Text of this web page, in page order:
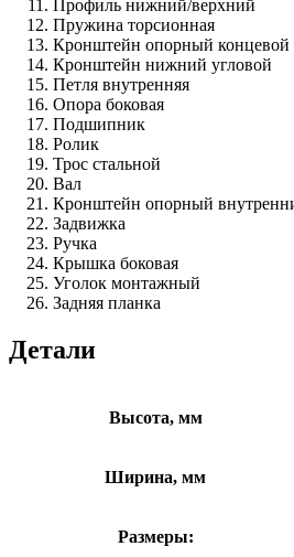
Профиль нижний/верхний
Пружина торсионная
Кронштейн опорный концевой
Кронштейн нижний угловой
Петля внутренняя
Опора боковая
Подшипник
Ролик
Трос стальной
Вал
Кронштейн опорный
Задвижка
Ручка
Крышка боковая
Уголок монтажный
Задняя планка
Детали
Высота, мм
Ширина, мм
Размеры: